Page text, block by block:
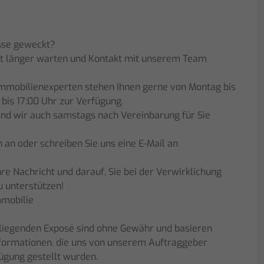
geweckt?
länger warten und Kontakt mit unserem Team
stehen Ihnen gerne von Montag bis
17:00 Uhr zur Verfügung.
wir auch samstags nach Vereinbarung für Sie
an oder schreiben Sie uns eine E-Mail an
Nachricht und darauf, Sie bei der Verwirklichung
unterstützen!
Exposé sind ohne Gewähr und basieren
die uns von unserem Auftraggeber
gestellt wurden.